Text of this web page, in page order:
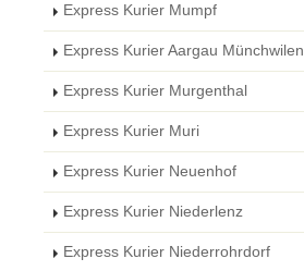
Express Kurier Mumpf
Express Kurier Aargau Münchwilen
Express Kurier Murgenthal
Express Kurier Muri
Express Kurier Neuenhof
Express Kurier Niederlenz
Express Kurier Niederrohrdorf